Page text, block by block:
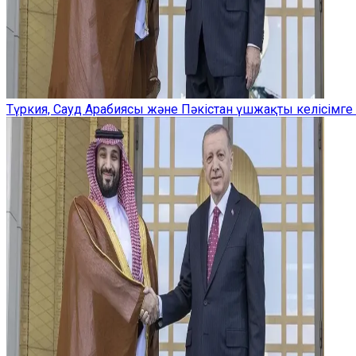
Түркия, Сауд Арабиясы және Пәкістан үшжақты